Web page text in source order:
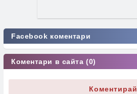
Facebook коментари
Коментари в сайта (0)
Коментирай